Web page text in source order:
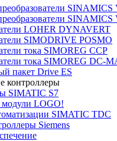
SINAMICS
SINAMICS
LOHER DYNAVERT
SIMODRIVE POSMO
тока SIMOREG CCP
тока SIMOREG DC-
пакет Drive ES
контроллеры
SIMATIC S7
модули LOGO!
SIMATIC TDC
Siemens